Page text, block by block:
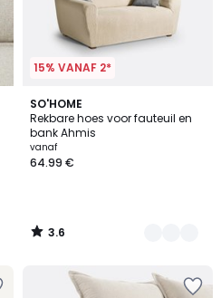
15% VANAF 2*
SO'HOME
Rekbare hoes voor fauteuil en
bank Ahmis
vanaf
64.99 €
3.6
/ 5
4
Kleuren
3.6
/